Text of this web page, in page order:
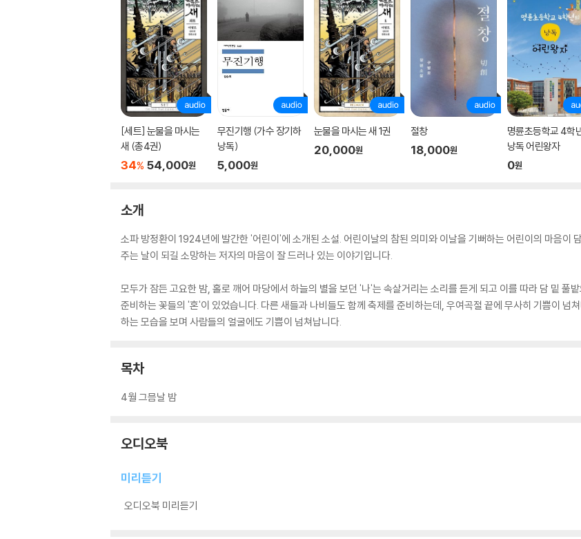
[세트] 눈물을 마시는
새 (총4권)
34% 54,000원
무진기행 (가수 장기하
낭독)
5,000원
눈물을 마시는 새 1권
20,000원
절창
18,000원
명륜초등학교 4학
낭독 어린왕자
0원
소개
소파 방정환이 1924년에 발간한 '어린이'에 소개된 소설. 어린이날의 참된 의미와 이날을 기뻐하는 어린이의 마음이
주는 날이 되길 소망하는 저자의 마음이 잘 드러나 있는 이야기입니다.
모두가 잠든 고요한 밤, 홀로 깨어 마당에서 하늘의 별을 보던 '나'는 속살거리는 소리를 듣게 되고 이를 따라 담 밑 풀
준비하는 꽃들의 '혼'이 있었습니다. 다른 새들과 나비들도 함께 축제를 준비하는데, 우여곡절 끝에 무사히 기쁨이 넘
하는 모습을 보며 사람들의 얼굴에도 기쁨이 넘쳐납니다.
목차
4월 그믐날 밤
오디오북
미리듣기
오디오북 미리듣기